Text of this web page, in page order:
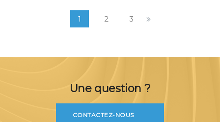
1 2 3
Une question ?
CONTACTEZ-NOUS